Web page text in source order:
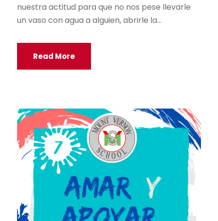
nuestra actitud para que no nos pese llevarle
un vaso con agua a alguien, abrirle la...
Read More